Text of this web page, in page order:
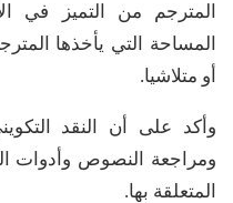
المترجم من التميز في
المساحة التي يأخذها
أو متلاشيا.
وأكد على أن النقد
ومراجعة النصوص وأدوات
المتعلقة بها.